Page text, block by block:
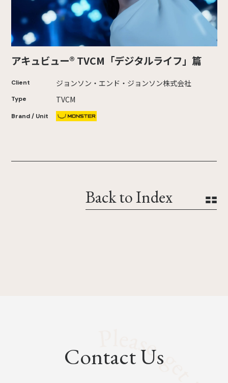
アキュビュー® TVCM「デジタルライフ」篇
Client ジョンソン・エンド・ジョンソン株式会社
Type TVCM
Brand / Unit
Back to Index
Contact Us